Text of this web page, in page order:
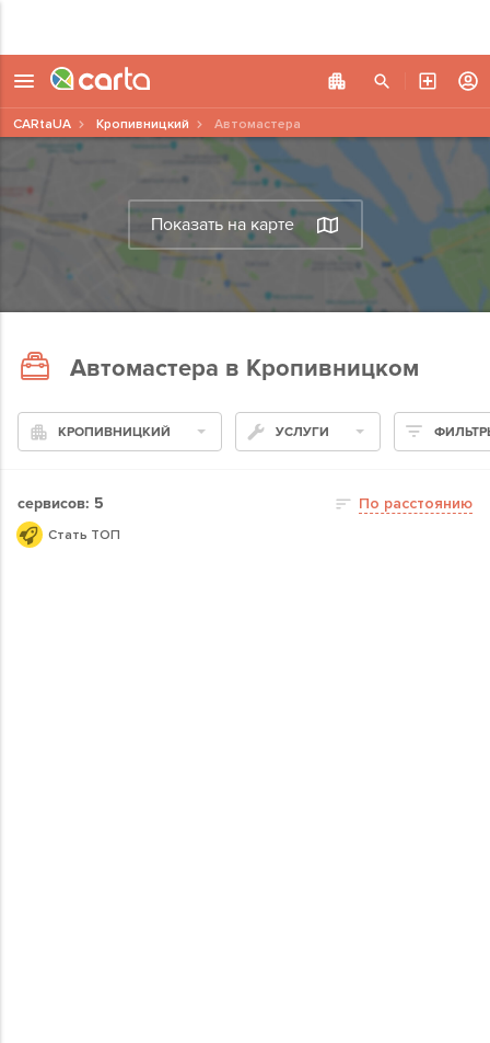
Показать на карте
CARtaUA Кропивницкий Автомастера
Автомастера в Кропивницком
КРОПИВНИЦКИЙ УСЛУГИ
сервисов: 5 По расстоянию
Стать ТОП